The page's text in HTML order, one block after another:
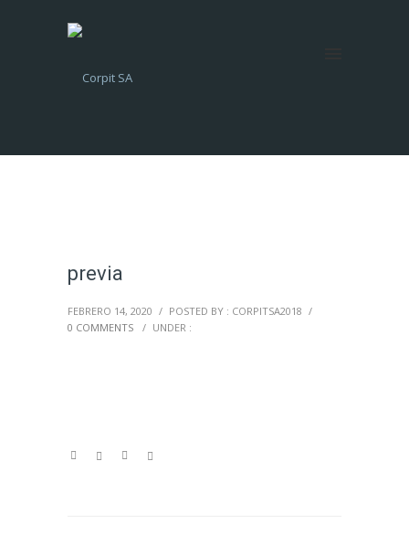
previa
FEBRERO 14, 2020 / POSTED BY : CORPITSA2018 /
0 COMMENTS
/ UNDER :